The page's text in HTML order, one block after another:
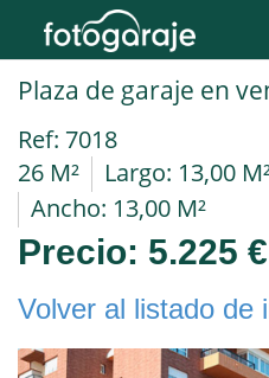
Ref: 7018
26 M²
Largo: 13,00
Ancho: 13,00 M²
Precio: 5.225 €
Volver al listado de